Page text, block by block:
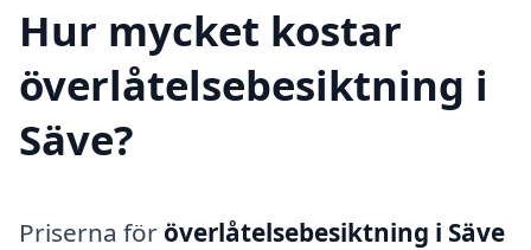
Hur mycket kostar
överlåtelsebesiktning i
Säve?
Priserna för överlåtelsebesiktning i Säve